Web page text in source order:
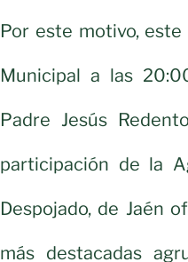
Por este motivo,
Municipal a las
Padre Jesús
participación de la
Despojado, de Jaén
más destacadas